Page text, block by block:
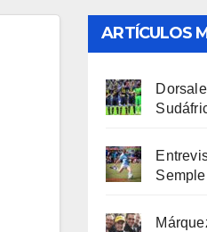
ARTÍCULOS
Semple